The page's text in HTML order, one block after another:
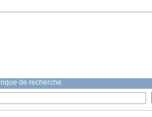
de recherche